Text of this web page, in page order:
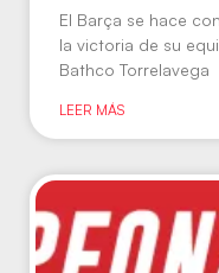
El Barça se hace
la victoria de su
Bathco Torrelavega
LEER MÁS